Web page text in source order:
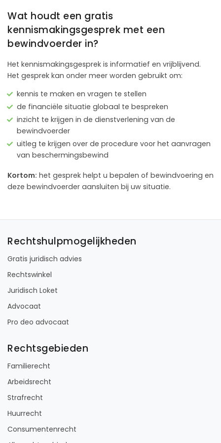
Wat houdt een gratis
kennismakingsgesprek met een
bewindvoerder in?
Het kennismakingsgesprek is informatief en vrijblijvend.
Het gesprek kan onder meer worden gebruikt om:
kennis te maken en vragen te stellen
de financiële situatie globaal te bespreken
inzicht te krijgen in de dienstverlening van de
bewindvoerder
uitleg te krijgen over de procedure voor het aanvragen
van beschermingsbewind
Kortom: het gesprek helpt u bepalen of bewindvoering en
deze bewindvoerder aansluiten bij uw situatie.
Rechtshulpmogelijkheden
Gratis juridisch advies
Rechtswinkel
Juridisch Loket
Advocaat
Pro deo advocaat
Rechtsgebieden
Familierecht
Arbeidsrecht
Strafrecht
Huurrecht
Consumentenrecht